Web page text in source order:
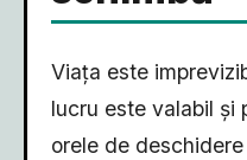
Viața este
lucru este valabil și
orele de